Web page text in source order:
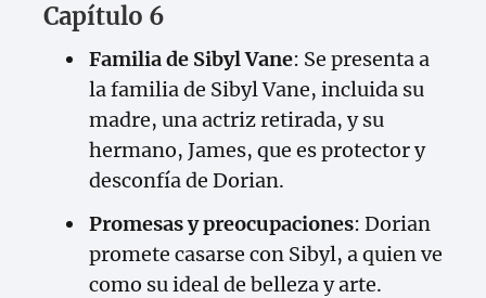
Capítulo 6
Familia de Sibyl Vane: Se presenta a
la familia de Sibyl Vane, incluida su
madre, una actriz retirada, y su
hermano, James, que es protector y
desconfía de Dorian.
Promesas y preocupaciones: Dorian
promete casarse con Sibyl, a quien ve
como su ideal de belleza y arte.